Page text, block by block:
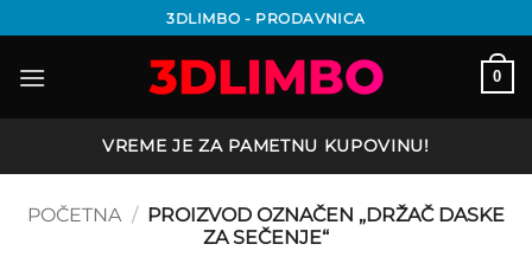
na
sadržaj
3DLIMBO - PRODAVNICA
0
VREME JE ZA PAMETNU KUPOVINU!
POČETNA / PROIZVOD OZNAČEN „DRŽAČ DASKE
ZA SEČENJE“